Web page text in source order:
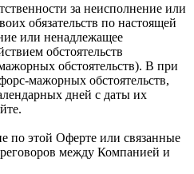
за неисполнение или
обязательств по настоящей
или ненадлежащее
обстоятельств
обстоятельств). В при
мажорных обстоятельств,
дней с даты их
по этой Оферте или связанные
между Компанией и